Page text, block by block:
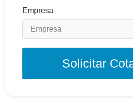
Empresa
Solicitar